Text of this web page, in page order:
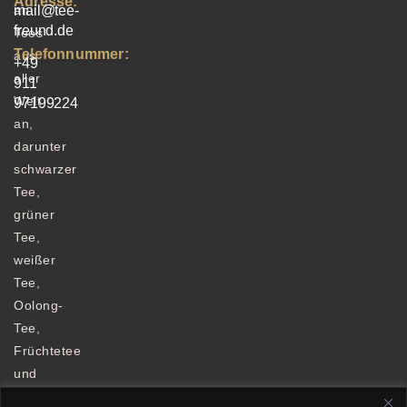
an
Tees
aus
aller
Welt
an,
darunter
schwarzer
Tee,
grüner
Tee,
weißer
Tee,
Oolong-
Tee,
Früchtetee
und
mail@tee-
freund.de
Telefonnummer:
+49
911
97199224